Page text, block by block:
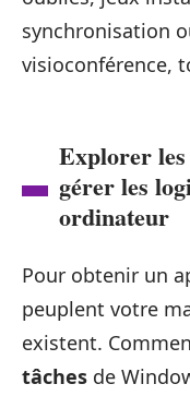
synchronisation
visioconférence,
Explorer
gérer les
ordinateur
Pour obtenir un
peuplent votre
existent.
tâches de